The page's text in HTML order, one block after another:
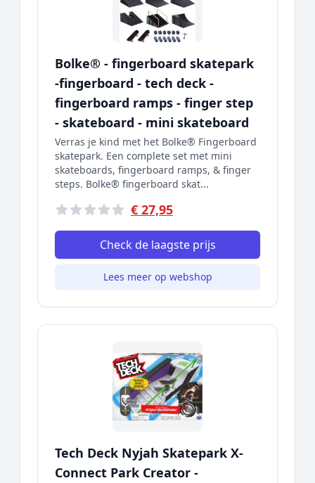
Bolke® - fingerboard skatepark
-fingerboard - tech deck -
fingerboard ramps - finger step
- skateboard - mini skateboard
Verras je kind met het Bolke® Fingerboard
skatepark. Een complete set met mini
skateboards, fingerboard ramps, & finger
steps. Bolke® fingerboard skat...
€ 27,95
Check de laagste prijs
Lees meer op webshop
Tech Deck Nyjah Skatepark X-
Connect Park Creator -